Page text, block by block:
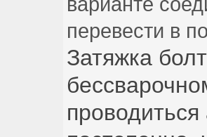
перевести в
Затяжка
проводиться